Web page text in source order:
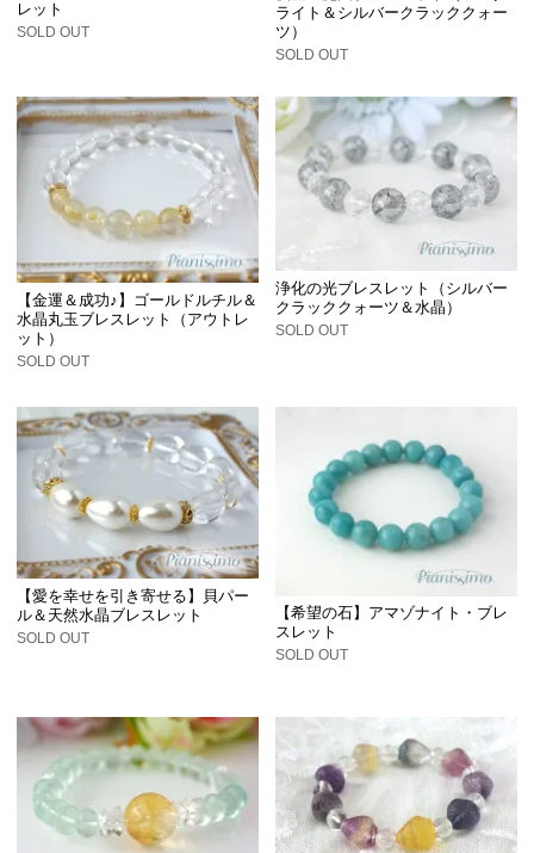
レット
SOLD OUT
ライト＆シルバークラッククォー
ツ）
SOLD OUT
【金運＆成功♪】ゴールドルチル＆
水晶丸玉ブレスレット（アウトレ
ット）
SOLD OUT
浄化の光ブレスレット（シルバー
クラッククォーツ＆水晶）
SOLD OUT
【愛を幸せを引き寄せる】貝パー
ル＆天然水晶ブレスレット
SOLD OUT
【希望の石】アマゾナイト・ブレ
スレット
SOLD OUT